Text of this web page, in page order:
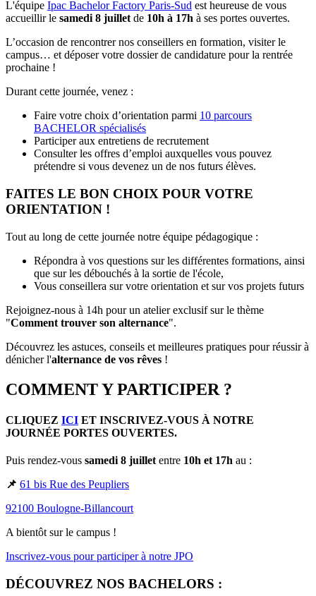
L'équipe Ipac Bachelor Factory Paris-Sud est heureuse de vous
accueillir le samedi 8 juillet de 10h à 17h à ses portes ouvertes.
L’occasion de rencontrer nos conseillers en formation, visiter le
campus… et déposer votre dossier de candidature pour la rentrée
prochaine !
Durant cette journée, venez :
Faire votre choix d’orientation parmi 10 parcours
BACHELOR spécialisés
Participer aux entretiens de recrutement
Consulter les offres d’emploi auxquelles vous pouvez
prétendre si vous devenez un de nos futurs élèves.
FAITES LE BON CHOIX POUR VOTRE
ORIENTATION !
Tout au long de cette journée notre équipe pédagogique :
Répondra à vos questions sur les différentes formations, ainsi
que sur les débouchés à la sortie de l'école,
Vous conseillera sur votre orientation et sur vos projets futurs
Rejoignez-nous à 14h pour un atelier exclusif sur le thème
"Comment trouver son alternance".
Découvrez les astuces, conseils et meilleures pratiques pour réussir à
dénicher l'alternance de vos rêves !
​COMMENT Y PARTICIPER ?
CLIQUEZ ICI ET INSCRIVEZ-VOUS À NOTRE
JOURNÉE PORTES OUVERTES.
Puis rendez-vous samedi 8 juillet entre 10h et 17h au :
📌 61 bis Rue des Peupliers
92100 Boulogne-Billancourt
A bientôt sur le campus !
Inscrivez-vous pour participer à notre JPO
DÉCOUVREZ NOS BACHELORS :